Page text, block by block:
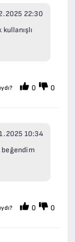
22:30
0 0
10:34
beğendim
0 0